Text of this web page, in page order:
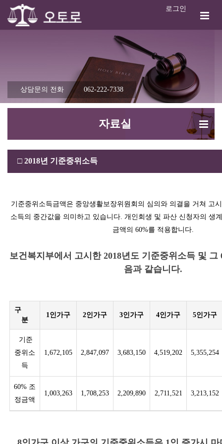
로그인
상담문의 전화 062-222-7338
자료실
□ 2018년 기준중위소득
기준중위소득금액은 중앙생활보장위원회의 심의와 의결을 거쳐 고
소득의 중간값을 의미하고 있습니다. 개인회생 및 파산 신청자의 생
금액의 60%를 적용합니다.
보건복지부에서 고시한 2018년도 기준중위소득 및
음과 같습니다.
구
분
1인가구 2인가구 3인가구 4인가구 5인가구
기준
중위소
득
1,672,105 2,847,097 3,683,150 4,519,202 5,355,254
60% 조
정금액
1,003,263 1,708,253 2,209,890 2,711,521 3,213,152